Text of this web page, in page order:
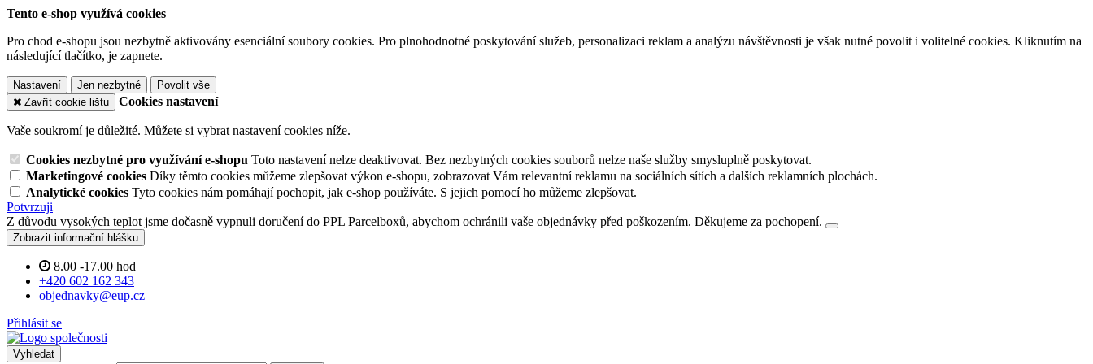
Tento e-shop využívá cookies
Pro chod e-shopu jsou nezbytně aktivovány esenciální soubory cookies. Pro plnohodnotné poskytování služeb, personalizaci reklam a analýzu návštěvnosti je však nutné povolit i volitelné cookies. Kliknutím na
následující tlačítko, je zapnete.
Nastavení Jen nezbytné
Povolit vše
Zavřít cookie lištu
Cookies nastavení
Vaše soukromí je důležité. Můžete si vybrat nastavení cookies níže.
Cookies nezbytné pro využívání e-shopu Toto nastavení nelze deaktivovat. Bez nezbytných cookies souborů nelze naše služby smysluplně poskytovat.
Marketingové cookies Díky těmto cookies můžeme zlepšovat výkon e-shopu, zobrazovat Vám relevantní reklamu na sociálních sítích a dalších reklamních plochách.
Analytické cookies Tyto cookies nám pomáhají pochopit, jak e-shop používáte. S jejich pomocí ho můžeme zlepšovat.
Potvrzuji
Z důvodu vysokých teplot jsme dočasně vypnuli doručení do PPL Parcelboxů, abychom ochránili vaše objednávky před poškozením. Děkujeme za pochopení.
Zobrazit informační hlášku
8.00 -17.00 hod
+420 602 162 343
objednavky@eup.cz
Přihlásit se
Vyhledat